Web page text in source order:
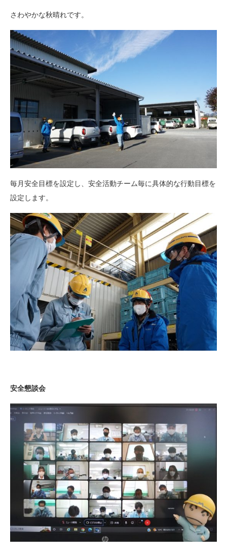
さわやかな秋晴れです。
毎月安全目標を設定し、安全活動チーム毎に具体的な行動目標を
設定します。
安全懇談会